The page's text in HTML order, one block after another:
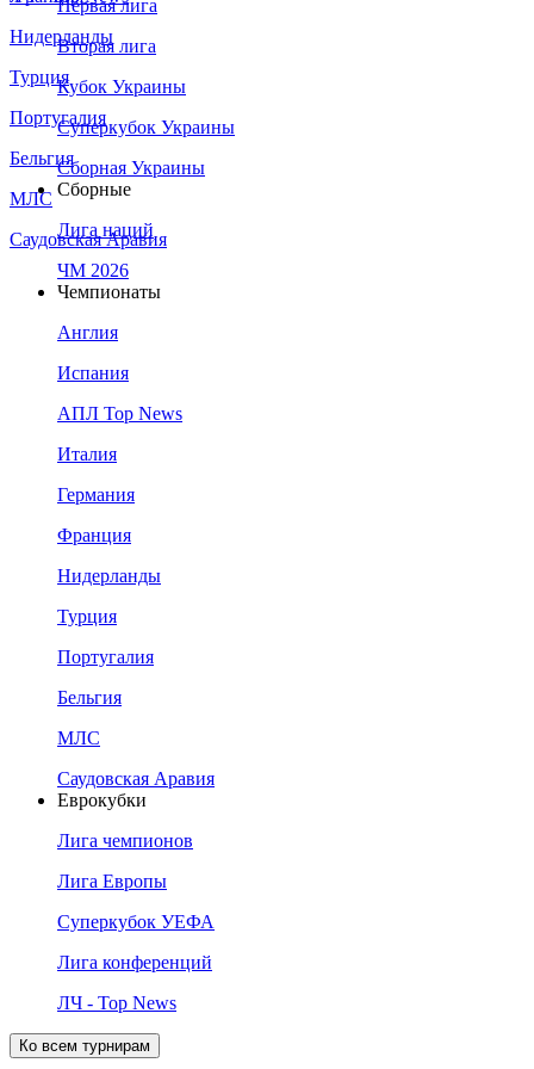
Нидерланды
Турция
Португалия
Бельгия
МЛС
Саудовская Аравия
Первая лига
Вторая лига
Кубок Украины
Суперкубок Украины
Сборная Украины
Сборные
Лига наций
ЧМ 2026
Чемпионаты
Англия
Испания
АПЛ Top News
Италия
Германия
Франция
Нидерланды
Турция
Португалия
Бельгия
МЛС
Саудовская Аравия
Еврокубки
Лига чемпионов
Лига Европы
Суперкубок УЕФА
Лига конференций
ЛЧ - Top News
Ко всем турнирам